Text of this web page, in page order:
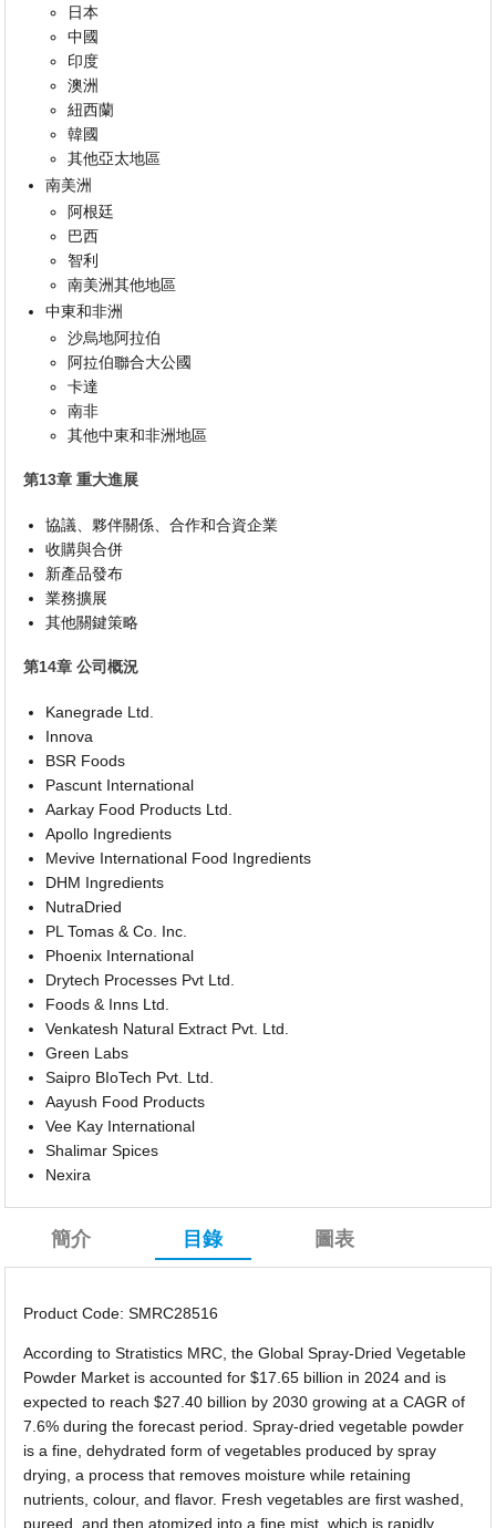
日本
中國
印度
澳洲
紐西蘭
韓國
其他亞太地區
南美洲
阿根廷
巴西
智利
南美洲其他地區
中東和非洲
沙烏地阿拉伯
阿拉伯聯合大公國
卡達
南非
其他中東和非洲地區
第13章 重大進展
協議、夥伴關係、合作和合資企業
收購與合併
新產品發布
業務擴展
其他關鍵策略
第14章 公司概況
Kanegrade Ltd.
Innova
BSR Foods
Pascunt International
Aarkay Food Products Ltd.
Apollo Ingredients
Mevive International Food Ingredients
DHM Ingredients
NutraDried
PL Tomas & Co. Inc.
Phoenix International
Drytech Processes Pvt Ltd.
Foods & Inns Ltd.
Venkatesh Natural Extract Pvt. Ltd.
Green Labs
Saipro BIoTech Pvt. Ltd.
Aayush Food Products
Vee Kay International
Shalimar Spices
Nexira
簡介 目錄 圖表
Product Code: SMRC28516
According to Stratistics MRC, the Global Spray-Dried Vegetable
Powder Market is accounted for $17.65 billion in 2024 and is
expected to reach $27.40 billion by 2030 growing at a CAGR of
7.6% during the forecast period. Spray-dried vegetable powder
is a fine, dehydrated form of vegetables produced by spray
drying, a process that removes moisture while retaining
nutrients, colour, and flavor. Fresh vegetables are first washed,
pureed, and then atomized into a fine mist, which is rapidly